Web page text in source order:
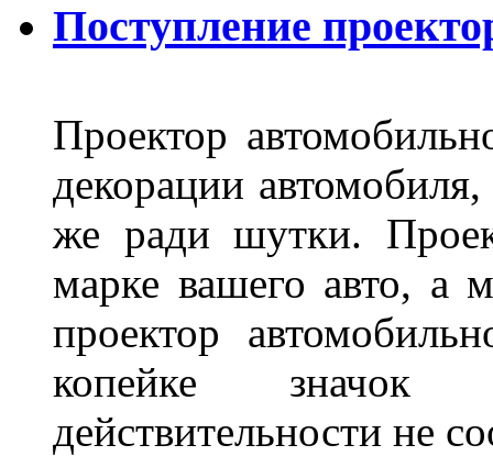
Поступление
Проектор
декорации
же ради шутки.
марке вашего авто, а
проектор
копейке
действительности не